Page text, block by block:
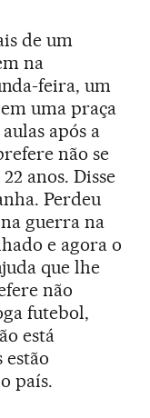
de um
na
feira, um
uma praça
após a
não se
anos. Disse
Perdeu
guerra na
e agora o
que lhe
não
futebol,
está
estão
país.